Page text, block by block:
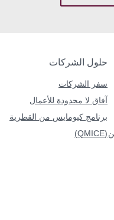
حلول الشركات
سفر الشركات
آفاق لا محدودة للأعمال
برنامج كيومايس من القطرية
(QMICE)